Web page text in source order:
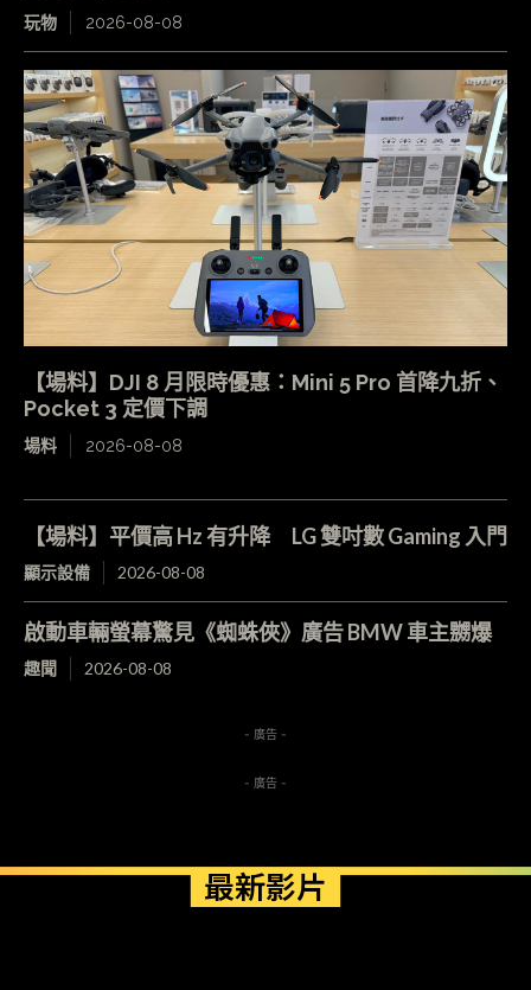
玩物 2026-08-08
【場料】DJI 8 月限時優惠：Mini 5 Pro 首降九折、
Pocket 3 定價下調
場料 2026-08-08
【場料】平價高 Hz 有升降 LG 雙吋數 Gaming 入門
顯示設備 2026-08-08
啟動車輛螢幕驚見《蜘蛛俠》廣告 BMW 車主嬲爆
趣聞 2026-08-08
- 廣告 -
- 廣告 -
最新影片